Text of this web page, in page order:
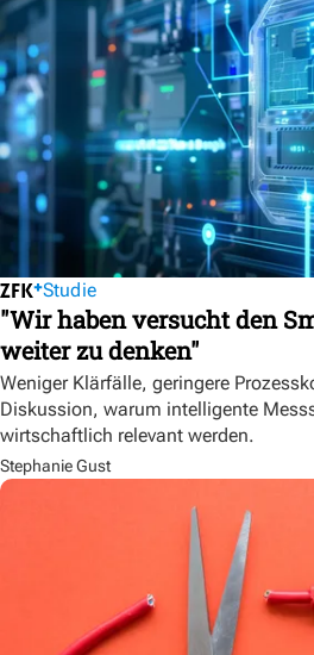
Studie
"Wir haben versucht den
weiter zu denken"
Weniger Klärfälle, geringere
Diskussion, warum intelligente
wirtschaftlich relevant werden.
Stephanie Gust